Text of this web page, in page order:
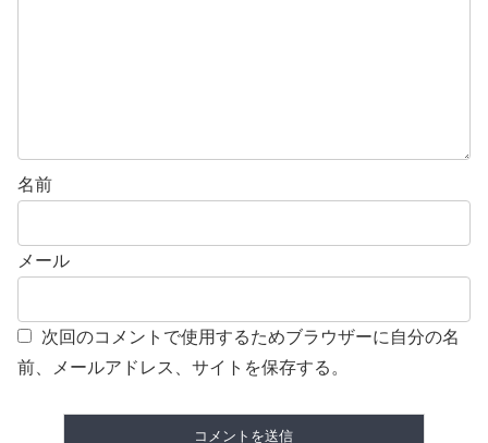
名前
メール
次回のコメントで使用するためブラウザーに自分の名
前、メールアドレス、サイトを保存する。